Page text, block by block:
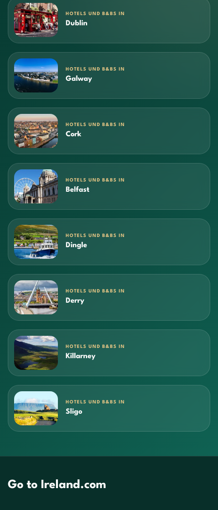
HOTELS UND B&BS IN
Dublin
HOTELS UND B&BS IN
Galway
HOTELS UND B&BS IN
Cork
HOTELS UND B&BS IN
Belfast
HOTELS UND B&BS IN
Dingle
HOTELS UND B&BS IN
Derry
HOTELS UND B&BS IN
Killarney
HOTELS UND B&BS IN
Sligo
Go to Ireland.com